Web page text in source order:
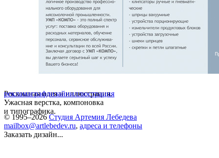
Роскошная идея и иллюстрация.
Ужасная верстка, компоновка
и типографика.
рекламаграфдизайниллюстрация
© 1995–2026 Студия Артемия Лебедева
mailbox@artlebedev.ru, адреса и телефоны
Заказать дизайн...